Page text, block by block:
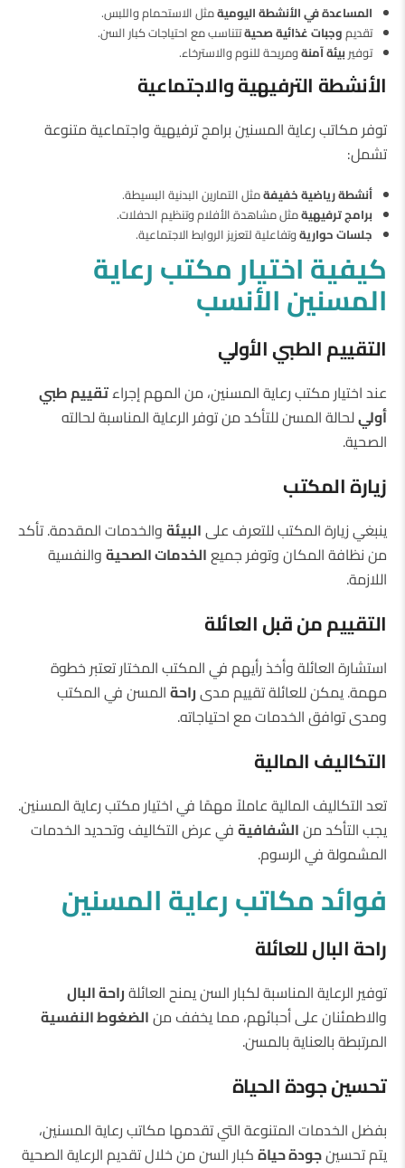
المساعدة في الأنشطة اليوميةمثل الاستحمام واللبس.
تقديموجبات غذائية صحيةتتناسب مع احتياجات كبار السن.
توفيربيئة آمنةومريحة للنوم والاسترخاء.
الأنشطة الترفيهية والاجتماعية
توفر مكاتب رعاية المسنين برامج ترفيهية واجتماعية متنوعة
تشمل:
أنشطة رياضية خفيفةمثل التمارين البدنية البسيطة.
برامج ترفيهيةمثل مشاهدة الأفلام وتنظيم الحفلات.
جلسات حواريةوتفاعلية لتعزيز الروابط الاجتماعية.
كيفية اختيار مكتب رعاية
المسنين الأنسب
التقييم الطبي الأولي
عند اختيار مكتب رعاية المسنين، من المهم إجراءتقييم طبي
أوليلحالة المسن للتأكد من توفر الرعاية المناسبة لحالته
الصحية.
زيارة المكتب
ينبغي زيارة المكتب للتعرف علىالبيئةوالخدمات المقدمة. تأكد
من نظافة المكان وتوفر جميعالخدمات الصحيةوالنفسية
اللازمة.
التقييم من قبل العائلة
استشارة العائلة وأخذ رأيهم في المكتب المختار تعتبر خطوة
مهمة. يمكن للعائلة تقييم مدىراحةالمسن في المكتب
ومدى توافق الخدمات مع احتياجاته.
التكاليف المالية
تعد التكاليف المالية عاملاً مهمًا في اختيار مكتب رعاية المسنين.
يجب التأكد منالشفافيةفي عرض التكاليف وتحديد الخدمات
المشمولة في الرسوم.
فوائد مكاتب رعاية المسنين
راحة البال للعائلة
توفير الرعاية المناسبة لكبار السن يمنح العائلةراحة البال
والاطمئنان على أحبائهم، مما يخفف منالضغوط النفسية
المرتبطة بالعناية بالمسن.
تحسين جودة الحياة
بفضل الخدمات المتنوعة التي تقدمها مكاتب رعاية المسنين،
يتم تحسينجودة حياةكبار السن من خلال تقديم الرعاية الصحية